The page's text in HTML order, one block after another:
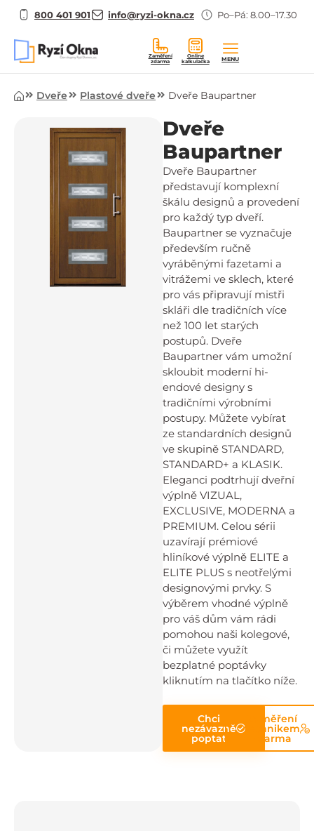
800 401 901 info@ryzi-okna.cz Po–Pá: 8.00–17.30
Zaměření
zdarma
Online
kalkulačka
MENU
ÚvodDveře Plastové dveře Dveře Baupartner
Dveře
Baupartner
Dveře Baupartner
představují komplexní
škálu designů a provedení
pro každý typ dveří.
Baupartner se vyznačuje
především ručně
vyráběnými fazetami a
vitrážemi ve sklech, které
pro vás připravují mistři
skláři dle tradičních více
než 100 let starých
postupů. Dveře
Baupartner vám umožní
skloubit moderní hi-
endové designy s
tradičními výrobními
postupy. Můžete vybírat
ze standardních designů
ve skupině STANDARD,
STANDARD+ a KLASIK.
Eleganci podtrhují dveřní
výplně VIZUAL,
EXCLUSIVE, MODERNA a
PREMIUM. Celou sérii
uzavírají prémiové
hliníkové výplně ELITE a
ELITE PLUS s neotřelými
designovými prvky. S
výběrem vhodné výplně
pro váš dům vám rádi
pomohou naši kolegové,
či můžete využít
bezplatné poptávky
kliknutím na tlačítko níže.
Chci
nezávazně
poptat
Zaměření
technikem
zdarma